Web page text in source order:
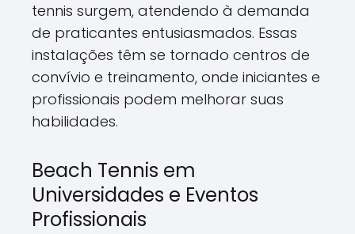
tennis surgem, atendendo à demanda
de praticantes entusiasmados. Essas
instalações têm se tornado centros de
convívio e treinamento, onde iniciantes e
profissionais podem melhorar suas
habilidades.
Beach Tennis em
Universidades e Eventos
Profissionais